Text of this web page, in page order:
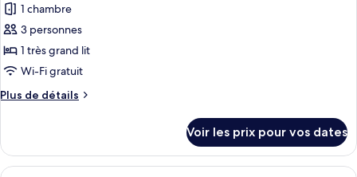
très
grand
lit
(View)
pour
ce
type
de
chambre :
Chambre,
grand
1 chambre
3 personnes
1 très grand lit
Wi-Fi gratuit
Plus de détails
Plus
le
type
Voir les prix pour vos dates
Une chambre d’hôtel avec un